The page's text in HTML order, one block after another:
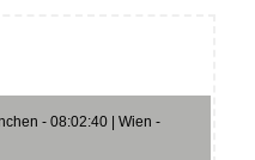
- 08:02:40 | Wien -